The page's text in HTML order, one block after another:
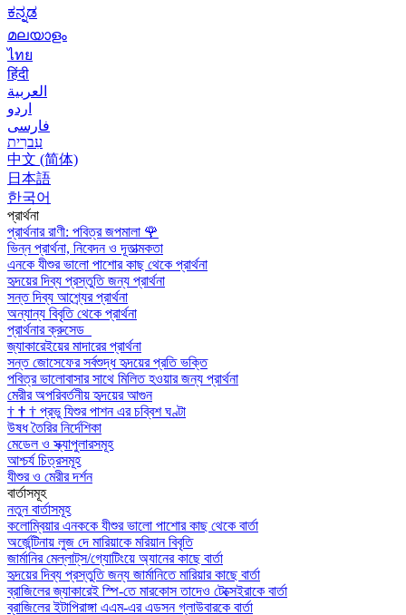
ಕನ್ನಡ
മലയാളം
ไทย
हिंदी
العربية
اردو
فارسی
עִברִית
中文 (简体)
日本語
한국어
প্রার্থনা
প্রার্থনার রাণী: পবিত্র জপমালা 🌹
ভিন্ন প্রার্থনা, নিবেদন ও দূতাত্মকতা
এনকে যীশুর ভালো পাশোর কাছ থেকে প্রার্থনা
হৃদয়ের দিব্য প্রস্তুতি জন্য প্রার্থনা
সন্ত দিব্য আশ্র্যের প্রার্থনা
অন্যান্য বিবৃতি থেকে প্রার্থনা
প্রার্থনার ক্রুসেড
জ্যাকারেইয়ের মাদারের প্রার্থনা
সন্ত জোসেফের সর্বশুদ্ধ হৃদয়ের প্রতি ভক্তি
পবিত্র ভালোবাসার সাথে মিলিত হওয়ার জন্য প্রার্থনা
মেরীর অপরিবর্তনীয় হৃদয়ের আগুন
† † † প্রভু যিশুর পাশন এর চব্বিশ ঘণ্টা
উষধ তৈরির নির্দেশিকা
মেডেল ও স্ক্যাপুলারসমূহ
আশ্চর্য চিত্রসমূহ
যীশুর ও মেরীর দর্শন
বার্তাসমূহ
নতুন বার্তাসমূহ
কলোম্বিয়ার এনককে যীশুর ভালো পাশোর কাছ থেকে বার্তা
অর্জেন্টিনায় লুজ দে মারিয়াকে মরিয়ান বিবৃতি
জার্মানির মেল্লাট্‌স/গ্যোটিংয়ে অ্যানের কাছে বার্তা
হৃদয়ের দিব্য প্রস্তুতি জন্য জার্মানিতে মারিয়ার কাছে বার্তা
ব্রাজিলের জ্যাকারেই স্পি-তে মারকোস তাদেও টেক্সেইরাকে বার্তা
ব্রাজিলের ইটাপিরাঙ্গা এএম-এর এডসন গ্লাউবারকে বার্তা